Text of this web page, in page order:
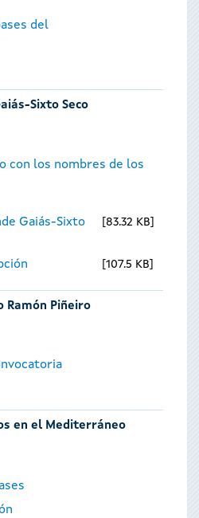
del
Sixto Seco
con los nombres de los
Gaiás-Sixto
83.32 KB
107.5 KB
Ramón Piñeiro
en el Mediterráneo